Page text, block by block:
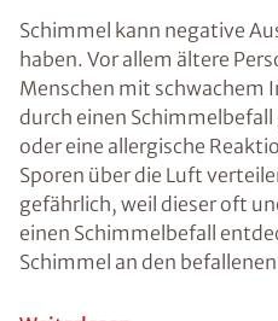
Die Ursache für
ein erhöhtes
Maß an
Feuchtigkeit
kann
unterschiedlich
sein. Oft sind
unzureichend
gedämmte